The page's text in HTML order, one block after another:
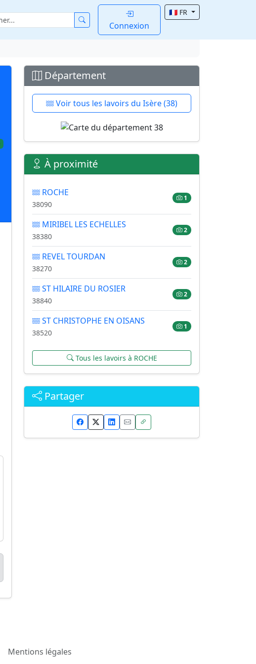
Connexion
🇫🇷 FR
Département
Voir tous les lavoirs du Isère (38)
À proximité
ROCHE
38090
1
MIRIBEL LES ECHELLES
38380
2
REVEL TOURDAN
38270
2
ST HILAIRE DU ROSIER
38840
2
ST CHRISTOPHE EN OISANS
38520
1
Tous les lavoirs à ROCHE
Partager
Mentions légales